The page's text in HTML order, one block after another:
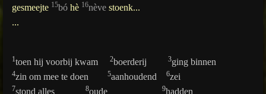
gesmeejte 15bó hè 16nève stoenk...
...
1toen hij voorbij kwam 2boerderij 3ging binnen
4zin om mee te doen 5aanhoudend 6zei
7stond alles 8oude 9hadden